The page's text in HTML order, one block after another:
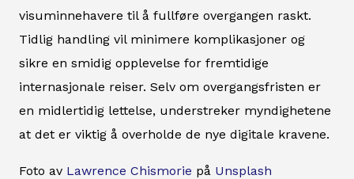
visuminnehavere til å fullføre overgangen raskt.
Tidlig handling vil minimere komplikasjoner og
sikre en smidig opplevelse for fremtidige
internasjonale reiser. Selv om overgangsfristen er
en midlertidig lettelse, understreker myndighetene
at det er viktig å overholde de nye digitale kravene.
Foto av Lawrence Chismorie på Unsplash